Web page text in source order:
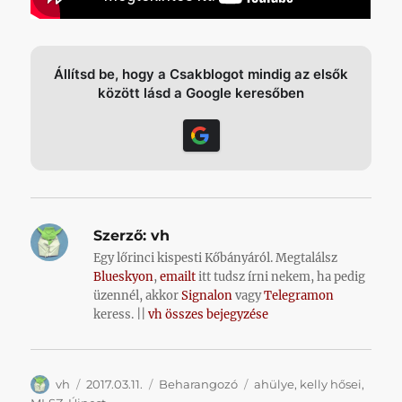
Állítsd be, hogy a Csakblogot mindig az elsők
között lásd a Google keresőben
Szerző: vh
Egy lőrinci kispesti Kőbányáról. Megtalálsz
Blueskyon,emailtitt tudsz írni nekem, ha pedig
üzennél, akkorSignalonvagyTelegramon
keress. ||vh összes bejegyzése
Szerző
vh Közzétéve
2017.03.11. Kategória
Beharangozó Címke
ahülye, kelly hősei,